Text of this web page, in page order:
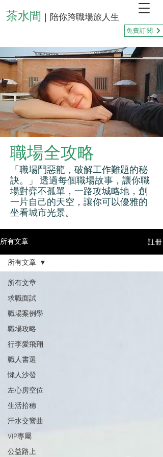
茶水間 ｜陪你跨職場旅人生
免費訂閱
職場全攻略
「職場鬥惡龍，破解工作難題的秘
訣。」 透過每個職場故事，讓你職
場對弈不孤單，一路攻城略地，創
一片自己的天空，讓你可以優雅的
坐看城市光景。
所有文章 註冊
所有文章
求職面試
職場案例學
職場攻略
行李愛飛翔
職人書選
懶人沙發
左心房空位
生活拾穗
汗水交響曲
VIP專屬
公益路上
所有文章